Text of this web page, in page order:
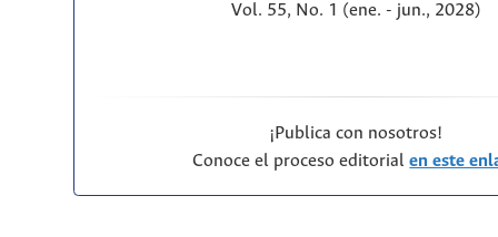
Vol. 55, No. 1 (ene. - jun., 2028)
¡Publica con nosotros!
Conoce el proceso editorialen este